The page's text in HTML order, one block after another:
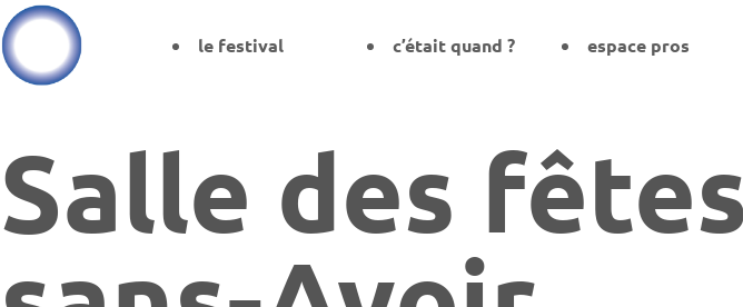
le festival c’était quand ? espace pros
Salle des